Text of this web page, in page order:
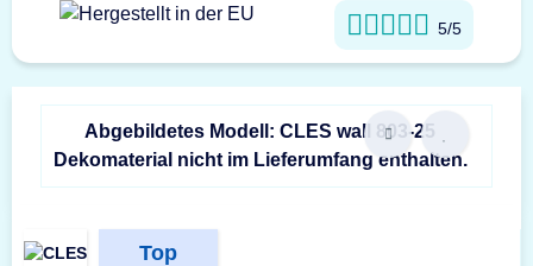
5/5
Abgebildetes Modell: CLES wall 803-25
Dekomaterial nicht im Lieferumfang enthalten.
Top